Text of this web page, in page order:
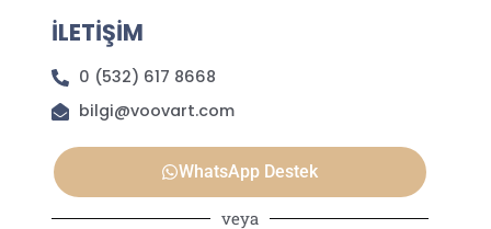
İLETİŞİM
0 (532) 617 8668
bilgi@voovart.com
WhatsApp Destek
veya